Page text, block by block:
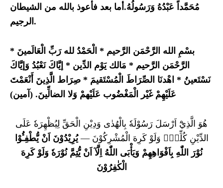
مُحَمَّداً عَبْدُهُ وَرَسُولُهُ.أما بعد فأعوذ بالله من الشيطان
الرجيم.
بسْمِ الله الرَّحْمَن الرَّحيم * الْحَمْدُ لله رَبِّ الْعَالَمينَ *
الرَّحْمَن الرَّحيم * مَالك يَوْم الدِّين * إيَّاكَ نَعْبُدُ وَإيَّاكَ
نَسْتَعينُ * اهْدنَا الصِّرَاطَ الْمُسْتَقيمَ * صِرَاط الَّذِينَ أَنْعَمْتَ
عَلَيْهِمْ غَيْر الْمَغْضُوب عَلَيْهمْ وَلا الضالِّينَ. ( آمين)
هُوَ الَّذِيْٓ اَرْسَلَ رَسُوْلَهٗ بِالْهُدٰى وَدِيْنِ الْحَقِّ لِيُظْهِرَهٗ عَلَى
الدِّيْنِ كُلِّهٖۙ وَلَوْ كَرِهَ الْمُشْرِكُوْنَ —يُرِيْدُوْنَ اَنْ يُّطْفِـُٔوْا
نُوْرَ اللّٰهِ بِاَفْوَاهِهِمْ وَيَأْبَى اللّٰهُ اِلَّآ اَنْ يُّتِمَّ نُوْرَهٗ وَلَوْ كَرِهَ
الْكٰفِرُوْنَ